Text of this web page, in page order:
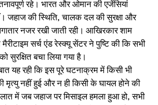
रहे। भारत और ओमान की एजेंसियां
जहाज की स्थिति, चालक दल की सुरक्षा और
नजर रखी जाती रही। आखिरकार शाम
सर्च एंड रेस्क्यू सेंटर ने पुष्टि की कि सभी
सुरक्षित बचा लिया गया है।
यह रही कि इस पूरे घटनाक्रम में किसी भी
नहीं हुई और न ही किसी के घायल होने की
में जब जहाज पर मिसाइल हमला हुआ हो, सभी